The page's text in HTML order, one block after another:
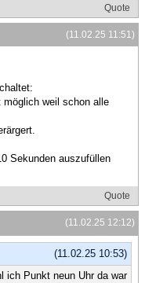
Quote
(11.02.25 11:51)
weil schon alle
Sekunden auszufüllen
Quote
(11.02.25 12:12)
(11.02.25 10:53)
ich Punkt neun Uhr da war